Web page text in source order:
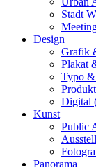
Stadt
Design
Grafik
Plakat
Typo
Digital
Kunst
Public
Panorama